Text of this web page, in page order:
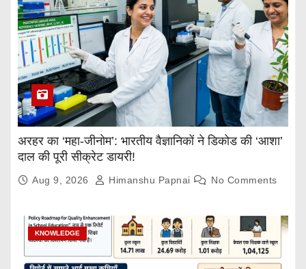
अरहर का ‘महा-जीनोम’: भारतीय वैज्ञानिकों ने डिकोड की ‘आशा’
दाल की पूरी सीक्रेट डायरी!
Aug 9, 2026 Himanshu Papnai No Comments
KNOWLEDGE